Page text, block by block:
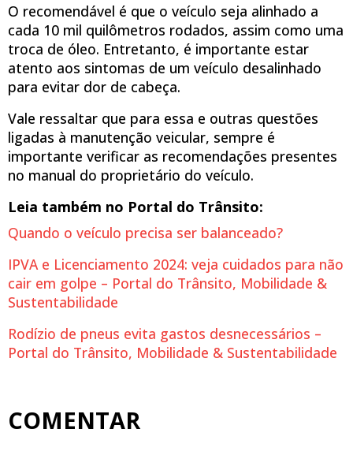
O recomendável é que o veículo seja alinhado a
cada 10 mil quilômetros rodados, assim como uma
troca de óleo. Entretanto, é importante estar
atento aos sintomas de um veículo desalinhado
para evitar dor de cabeça.
Vale ressaltar que para essa e outras questões
ligadas à manutenção veicular, sempre é
importante verificar as recomendações presentes
no manual do proprietário do veículo.
Leia também no Portal do Trânsito:
Quando o veículo precisa ser balanceado?
IPVA e Licenciamento 2024: veja cuidados para não
cair em golpe – Portal do Trânsito, Mobilidade &
Sustentabilidade
Rodízio de pneus evita gastos desnecessários –
Portal do Trânsito, Mobilidade & Sustentabilidade
COMENTAR